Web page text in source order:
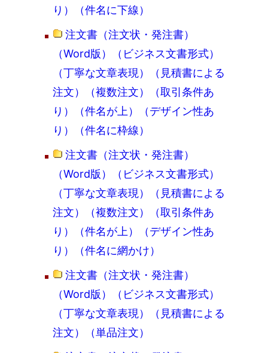
り）（件名に下線）
注文書（注文状・発注書）
（Word版）（ビジネス文書形式）
（丁寧な文章表現）（見積書による
注文）（複数注文）（取引条件あ
り）（件名が上）（デザイン性あ
り）（件名に枠線）
注文書（注文状・発注書）
（Word版）（ビジネス文書形式）
（丁寧な文章表現）（見積書による
注文）（複数注文）（取引条件あ
り）（件名が上）（デザイン性あ
り）（件名に網かけ）
注文書（注文状・発注書）
（Word版）（ビジネス文書形式）
（丁寧な文章表現）（見積書による
注文）（単品注文）